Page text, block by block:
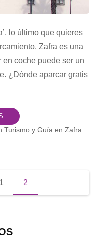
lo último que quieres
Zafra es una
coche puede ser un
¿Dónde aparcar gratis
Turismo y Guía en Zafra
Página
1 Página
2